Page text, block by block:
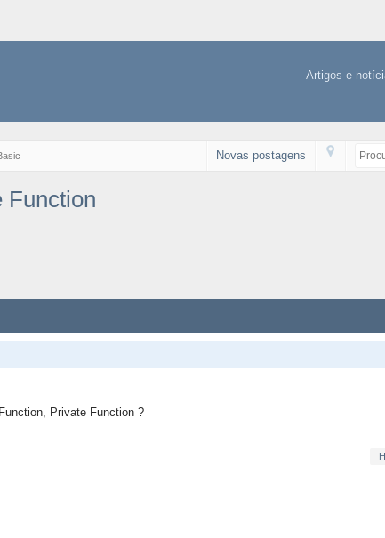
Artigos e
Novas postagens
Function
Private Function ?